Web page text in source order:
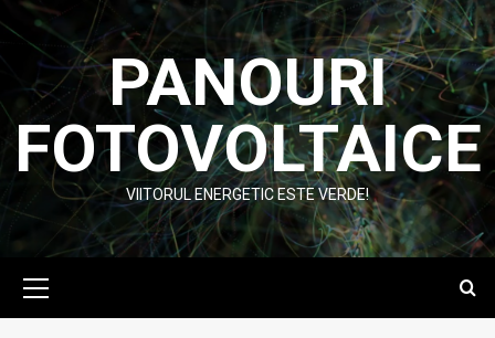
Skip
to
content
PANOURI
FOTOVOLTAICE
VIITORUL ENERGETIC ESTE VERDE!
Menu